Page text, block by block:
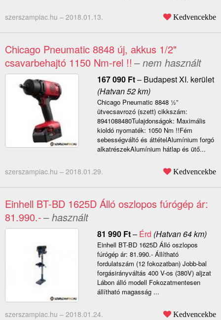
szerszampiac.hu – 2018.01.13. Kedvencekbe
Chicago Pneumatic 8848 új, akkus 1/2"
csavarbehajtó 1150 Nm-rel !! – nem használt
167 090 Ft– Budapest XI. kerület
(Hatvan 52 km)
Chicago Pneumatic 8848 ½”
ütvecsavrozó (szett) cikkszám:
8941088480Tulajdonságok: Maximális
kioldó nyomaték: 1050 Nm !!Fém
sebességváltó és áttételAlumínium forgó
alkatrészekAlumínium hátlap és ütő...
szerszampiac.hu – 2018.01.29. Kedvencekbe
Einhell BT-BD 1625D Álló oszlopos fúrógép ár:
81.990.-– használt
81 990 Ft– Érd (Hatvan 64 km)
Einhell BT-BD 1625D Álló oszlopos
fúrógép ár: 81.990.- Állítható
fordulatszám (12 fokozatban) Jobb-bal
forgásirányváltás 400 V-os (380V) aljzat
Lábon álló modell Fokozatmentesen
állítható magasság ...
szerszampiac.hu – 2018.01.24. Kedvencekbe